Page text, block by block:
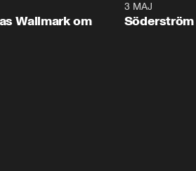
Wallmark om
3 MAJ